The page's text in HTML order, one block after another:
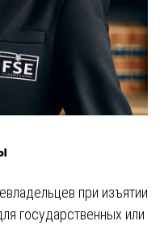
при изъятии
государственных или